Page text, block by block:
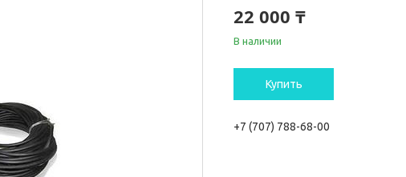
22 000 ₸
В наличии
Купить
+7 (707) 788-68-00